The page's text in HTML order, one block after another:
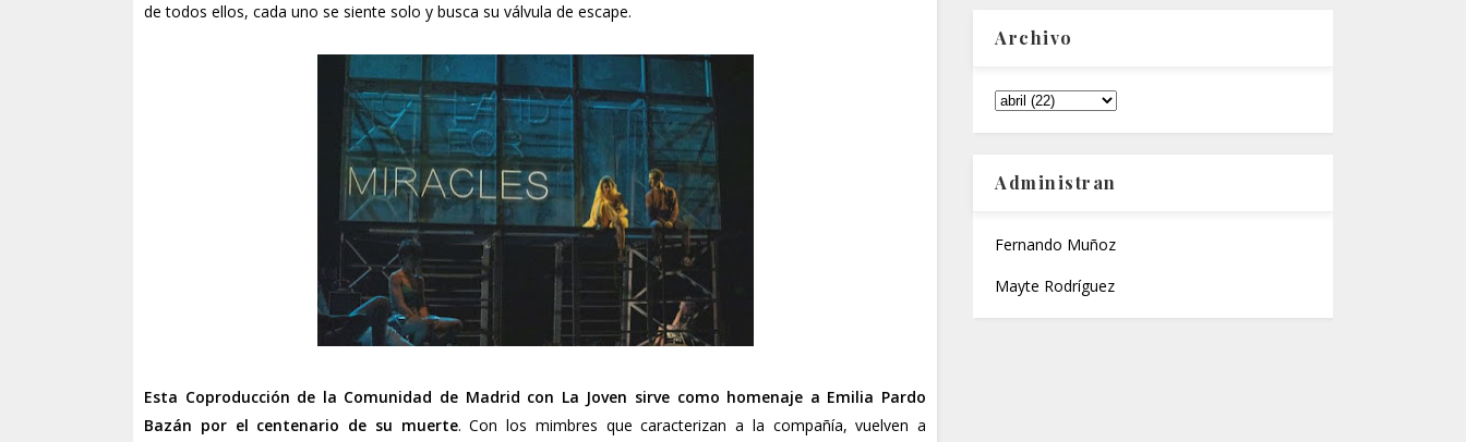
de todos ellos, cada uno se siente solo y busca su válvula de escape.
Esta Coproducción de la Comunidad de Madrid con La Joven sirve como homenaje a Emilia Pardo
Bazán por el centenario de su muerte. Con los mimbres que caracterizan a la compañía, vuelven a
Archivo
Administran
Fernando Muñoz
Mayte Rodríguez